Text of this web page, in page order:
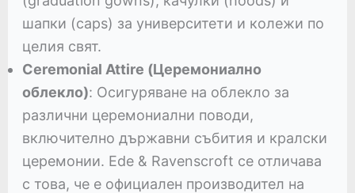
шапки (caps) за университети и колежи по
целия свят.
Ceremonial Attire (Церемониално
облекло): Осигуряване на облекло за
различни церемониални поводи,
включително държавни събития и кралски
церемонии. Ede & Ravenscroft се отличава
с това, че е официален производител на